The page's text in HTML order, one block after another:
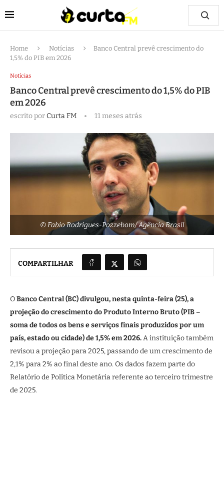
Home Notícias
Banco Central prevê crescimento do
1,5% do PIB em 2026
Notícias
Banco Central prevê crescimento do 1,5% do PIB
em 2026
escrito porCurta FM 11 meses atrás
© Fabio Rodrigues-Pozzebom/ Agência Brasil
COMPARTILHAR
OBanco Central (BC) divulgou, nesta quinta-feira (25), a
projeção do crescimento do Produto Interno Bruto (PIB –
soma de todos os bens e serviços finais produzidos por um
país, estado ou cidade) de 1,5% em 2026.A instituição também
revisou a projeção para 2025, passando de um crescimento de
2,1% para 2% ao final deste ano. Os dados fazem parte do
Relatório de Política Monetária referente ao terceiro trimestre
de 2025.